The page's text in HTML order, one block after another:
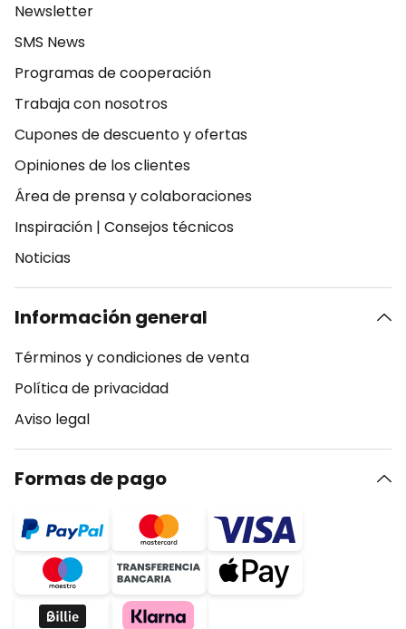
Newsletter
SMS News
Programas de cooperación
Trabaja con nosotros
Cupones de descuento y ofertas
Opiniones de los clientes
Área de prensa y colaboraciones
Inspiración | Consejos técnicos
Noticias
Información general
Términos y condiciones de venta
Política de privacidad
Aviso legal
Formas de pago